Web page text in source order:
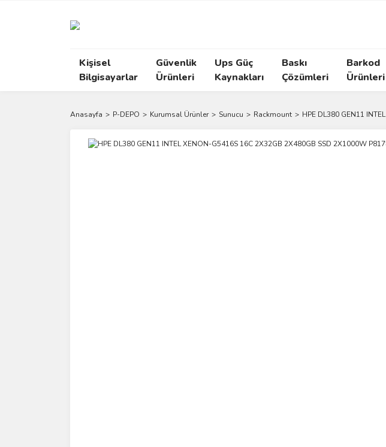
Kişisel
Bilgisayarlar
Güvenlik
Ürünleri
Ups Güç
Kaynakları
Baskı
Çözümleri
Barkod
Ürünleri
Anasayfa P-DEPO Kurumsal Ürünler Sunucu Rackmount HPE DL380 GEN11